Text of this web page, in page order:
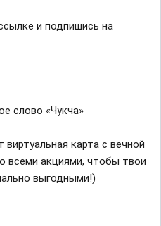
и подпишись на
слово «Чукча»
карта с вечной
всеми акциями, чтобы твои
выгодными!)